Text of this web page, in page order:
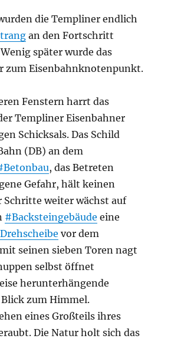
die Templiner endlich
an den Fortschritt
später wurde das
zum Eisenbahnknotenpunkt.
Fenstern harrt das
Templiner Eisenbahner
Schicksals. Das Schild
(DB) an dem
, das Betreten
Gefahr, hält keinen
Schritte weiter wächst auf
#Backsteingebäude eine
vor dem
mit seinen sieben Toren nagt
selbst öffnet
herunterhängende
Blick zum Himmel.
eines Großteils ihres
Die Natur holt sich das